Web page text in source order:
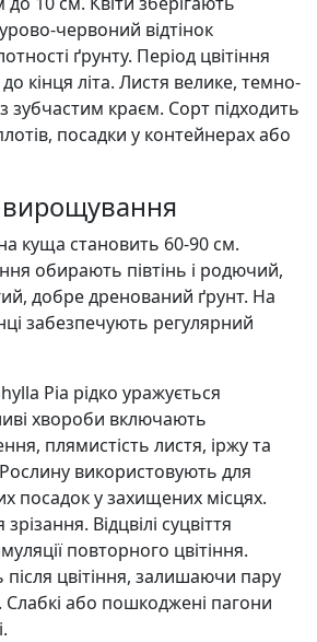
червоний відтінок
ґрунту. Період цвітіння
кінця літа. Листя велике, темно-
зубчастим краєм. Сорт підходить
посадки у контейнерах або
вирощування
куща становить 60-90 см.
обирають півтінь і родючий,
добре дренований ґрунт. На
забезпечують регулярний
Pia рідко уражується
хвороби включають
плямистість листя, іржу та
використовують для
посадок у захищених місцях.
Відцвілі суцвіття
повторного цвітіння.
цвітіння, залишаючи пару
або пошкоджені пагони